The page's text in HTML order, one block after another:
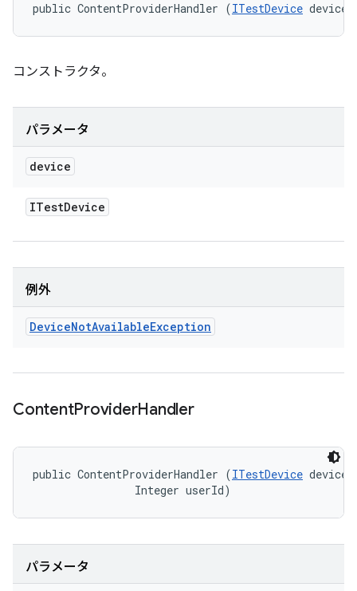
public ContentProviderHandler (ITestDevice device)
コンストラクタ。
パラメータ
device
ITestDevice
例外
DeviceNotAvailableException
ContentProviderHandler
public ContentProviderHandler (ITestDevice
                Integer userId)
パラメータ